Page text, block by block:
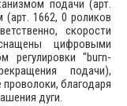
подачи (арт.
1662, 0 роликов
скорости
цифровыми
регулировки "buгn-
подачи),
благодаря
дуги.